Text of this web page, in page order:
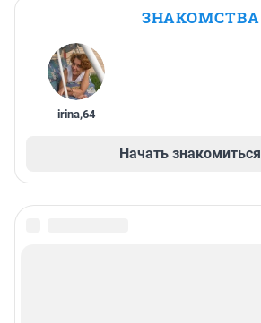
ЗНАКОМСТВА
irina,64
Начать знакомиться